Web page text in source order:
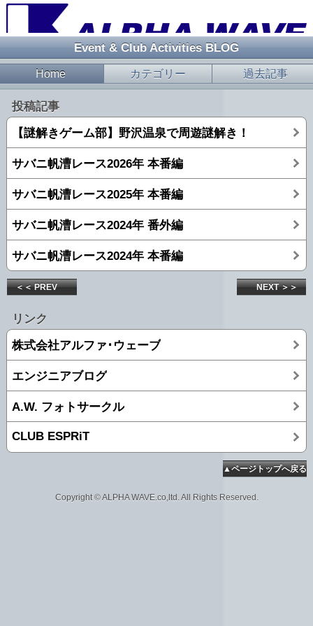
Event & Club Activities BLOG
Home カテゴリー 過去記事
投稿記事
【謎解きゲーム部】野沢温泉で周遊謎解き！
サバニ帆漕レース2026年 本番編
サバニ帆漕レース2025年 本番編
サバニ帆漕レース2024年 番外編
サバニ帆漕レース2024年 本番編
＜＜ PREV NEXT ＞＞
リンク
株式会社アルファ･ウェーブ
エンジニアブログ
A.W. フォトサークル
CLUB ESPRiT
▲ページトップへ戻る
Copyright © ALPHA WAVE.co,ltd. All Rights Reserved.